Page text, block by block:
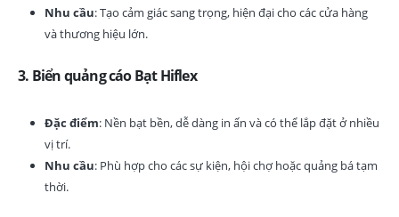
Nhu cầu: Tạo cảm giác sang trọng, hiện đại cho các cửa hàng
và thương hiệu lớn.
3. Biển quảng cáo Bạt Hiflex
Đặc điểm: Nền bạt bền, dễ dàng in ấn và có thể lắp đặt ở nhiều
vị trí.
Nhu cầu: Phù hợp cho các sự kiện, hội chợ hoặc quảng bá tạm
thời.